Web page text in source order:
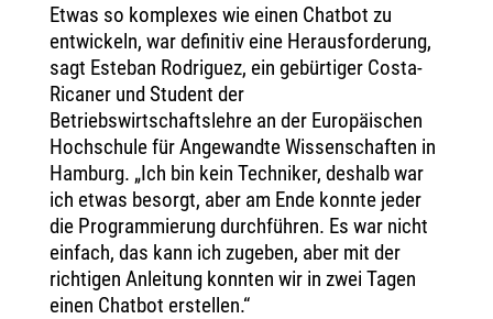
Etwas so komplexes wie einen Chatbot zu
entwickeln, war definitiv eine Herausforderung,
sagt Esteban Rodriguez, ein gebürtiger Costa-
Ricaner und Student der
Betriebswirtschaftslehre an der Europäischen
Hochschule für Angewandte Wissenschaften in
Hamburg. „Ich bin kein Techniker, deshalb war
ich etwas besorgt, aber am Ende konnte jeder
die Programmierung durchführen. Es war nicht
einfach, das kann ich zugeben, aber mit der
richtigen Anleitung konnten wir in zwei Tagen
einen Chatbot erstellen.“